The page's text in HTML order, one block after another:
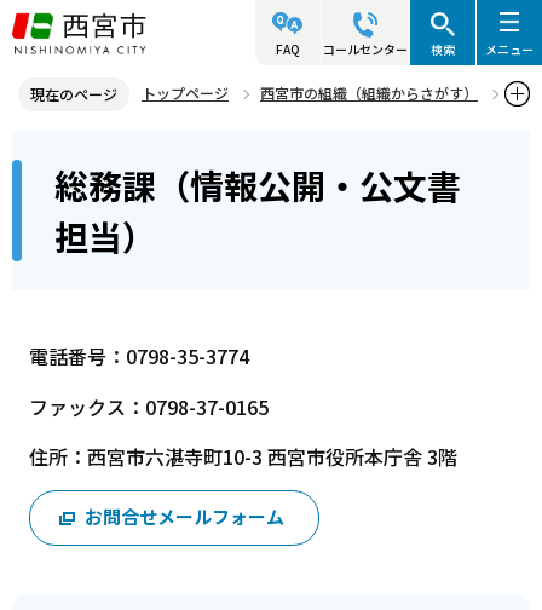
こ
の
ジ
頭
FAQ コールセンター 検索 メニュー
現在のページ トップページ
西宮市の組織（組織からさがす）
総務課（情報公開・公文書
担当）
電話番号：0798-35-3774
ファックス：0798-37-0165
住所：西宮市六湛寺町10-3 西宮市役所本庁舎 3階
お問合せメールフォーム